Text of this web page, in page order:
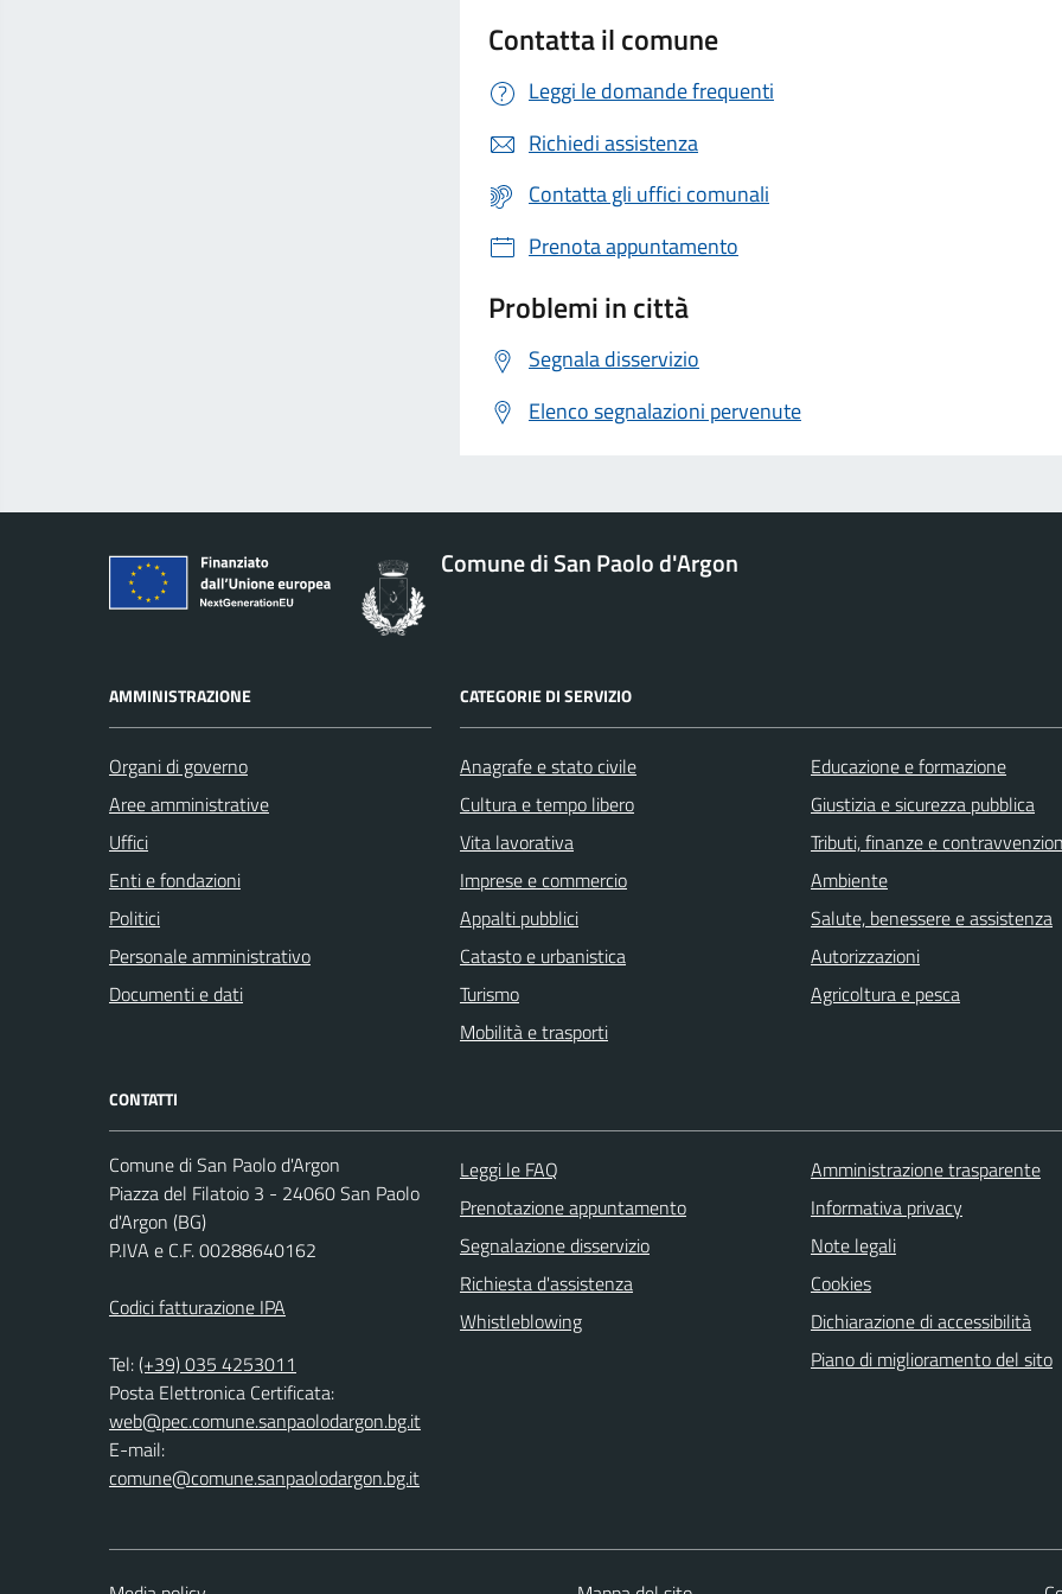
Contatta il comune
Leggi le domande frequenti
Richiedi assistenza
Contatta gli uffici comunali
Prenota appuntamento
Problemi in città
Segnala disservizio
Elenco segnalazioni pervenute
Comune di San Paolo d'Argon
AMMINISTRAZIONE
Organi di governo
Aree amministrative
Uffici
Enti e fondazioni
Politici
Personale amministrativo
Documenti e dati
CATEGORIE DI SERVIZIO
Anagrafe e stato civile
Cultura e tempo libero
Vita lavorativa
Imprese e commercio
Appalti pubblici
Catasto e urbanistica
Turismo
Mobilità e trasporti
Educazione e formazione
Giustizia e sicurezza pubblica
Tributi, finanze e
Ambiente
Salute, benessere e assistenza
Autorizzazioni
Agricoltura e pesca
CONTATTI
Comune di San Paolo d'Argon
Piazza del Filatoio 3 - 24060 San Paolo
d'Argon (BG)
P.IVA e C.F. 00288640162
Codici fatturazione IPA
Tel:(+39) 035 4253011
Posta Elettronica Certificata:
web@pec.comune.sanpaolodargon.bg.it
E-mail:
comune@comune.sanpaolodargon.bg.it
Leggi le FAQ
Prenotazione appuntamento
Segnalazione disservizio
Richiesta d'assistenza
Whistleblowing
Amministrazione trasparente
Informativa privacy
Note legali
Cookies
Dichiarazione di accessibilità
Piano di miglioramento del sito